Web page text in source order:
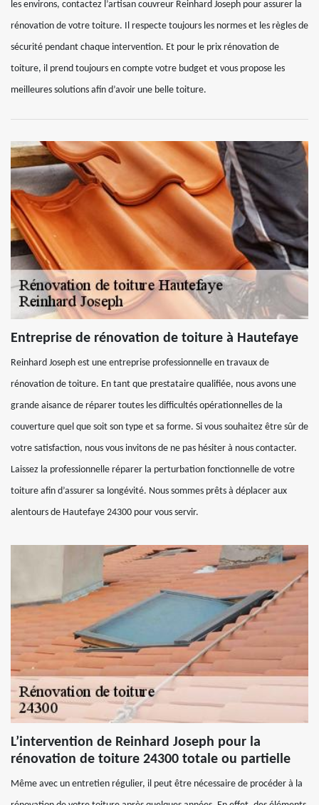
les environs, contactez l’artisan couvreur Reinhard Joseph pour assurer la
rénovation de votre toiture. Il respecte toujours les normes et les règles de
sécurité pendant chaque intervention. Et pour le prix rénovation de
toiture, il prend toujours en compte votre budget et vous propose les
meilleures solutions afin d’avoir une belle toiture.
Entreprise de rénovation de toiture à Hautefaye
Reinhard Joseph est une entreprise professionnelle en travaux de
rénovation de toiture. En tant que prestataire qualifiée, nous avons une
grande aisance de réparer toutes les difficultés opérationnelles de la
couverture quel que soit son type et sa forme. Si vous souhaitez être sûr de
votre satisfaction, nous vous invitons de ne pas hésiter à nous contacter.
Laissez la professionnelle réparer la perturbation fonctionnelle de votre
toiture afin d’assurer sa longévité. Nous sommes prêts à déplacer aux
alentours de Hautefaye 24300 pour vous servir.
L’intervention de Reinhard Joseph pour la
rénovation de toiture 24300 totale ou partielle
Même avec un entretien régulier, il peut être nécessaire de procéder à la